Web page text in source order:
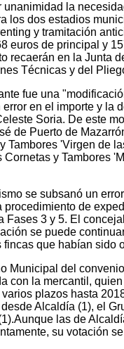
la
los dos estadios
y tramitación
euros de principal y
recaerán en la Junta
Técnicas y del
fue una
en el importe y la
Soria. De este
de Puerto de
Tambores 'Virgen de
y Tambores
se subsanó un
de
Fases 3 y 5. El
se puede
que habían sido
Municipal del
con la mercantil,
plazos hasta
Alcaldía (1), el
las de
su votación